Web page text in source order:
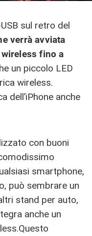
sul retro del
verrà avviata
fino a
un piccolo LED
wireless.
dell’iPhone anche
con buoni
smartphone,
può sembrare un
stand per auto,
anche un